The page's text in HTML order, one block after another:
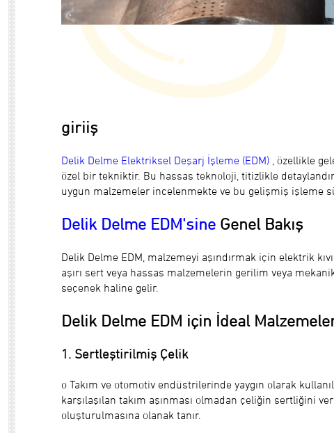
giriiş
Delik Delme Elektriksel Deşarj İşleme (EDM) , özellikle
özel bir tekniktir. Bu hassas teknoloji, titizlikle
uygun malzemeler incelenmekte ve bu gelişmiş işleme
Delik Delme EDM'sine Genel Bakış
Delik Delme EDM, malzemeyi aşındırmak için elektrik
aşırı sert veya hassas malzemelerin gerilim veya
seçenek haline gelir.
Delik Delme EDM için İdeal
1. Sertleştirilmiş Çelik
o Takım ve otomotiv endüstrilerinde yaygın olarak
karşılaşılan takım aşınması olmadan çeliğin sertliğini
oluşturulmasına olanak tanır.